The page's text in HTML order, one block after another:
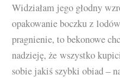
Widziałam jego głodny
opakowanie boczku z
pragnienie, to bekonowe
nadzieję, że wszystko
sobie jakiś szybki obiad –